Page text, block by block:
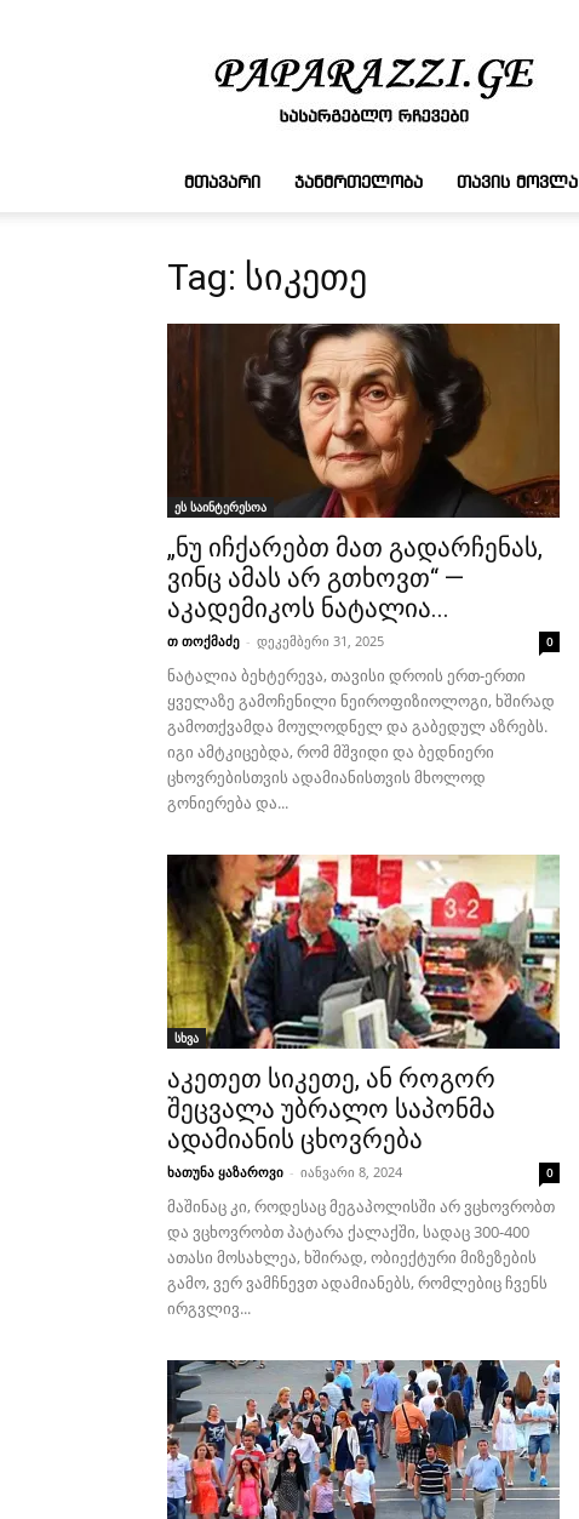
რჩევები
ᲛᲗᲐᲕᲐᲠᲘ ᲯᲐᲜᲛᲠᲗᲔᲚᲝᲑᲐ ᲗᲐᲕᲘᲡ ᲛᲝᲕᲚᲐ
Tag: სიკეთე
ეს საინტერესოა
„ნუ იჩქარებთ მათ გადარჩენას,
ვინც ამას არ გთხოვთ“ —
აკადემიკოს ნატალია...
თ თოქმაძე - დეკემბერი 31, 2025 0
ნატალია ბეხტერევა, თავისი დროის ერთ-ერთი
ყველაზე გამოჩენილი ნეიროფიზიოლოგი, ხშირად
გამოთქვამდა მოულოდნელ და გაბედულ აზრებს.
იგი ამტკიცებდა, რომ მშვიდი და ბედნიერი
ცხოვრებისთვის ადამიანისთვის მხოლოდ
გონიერება და...
სხვა
აკეთეთ სიკეთე, ან როგორ
შეცვალა უბრალო საპონმა
ადამიანის ცხოვრება
ხათუნა ყაზაროვი - იანვარი 8, 2024 0
მაშინაც კი, როდესაც მეგაპოლისში არ ვცხოვრობთ
და ვცხოვრობთ პატარა ქალაქში, სადაც 300-400
ათასი მოსახლეა, ხშირად, ობიექტური მიზეზების
გამო, ვერ ვამჩნევთ ადამიანებს, რომლებიც ჩვენს
ირგვლივ...